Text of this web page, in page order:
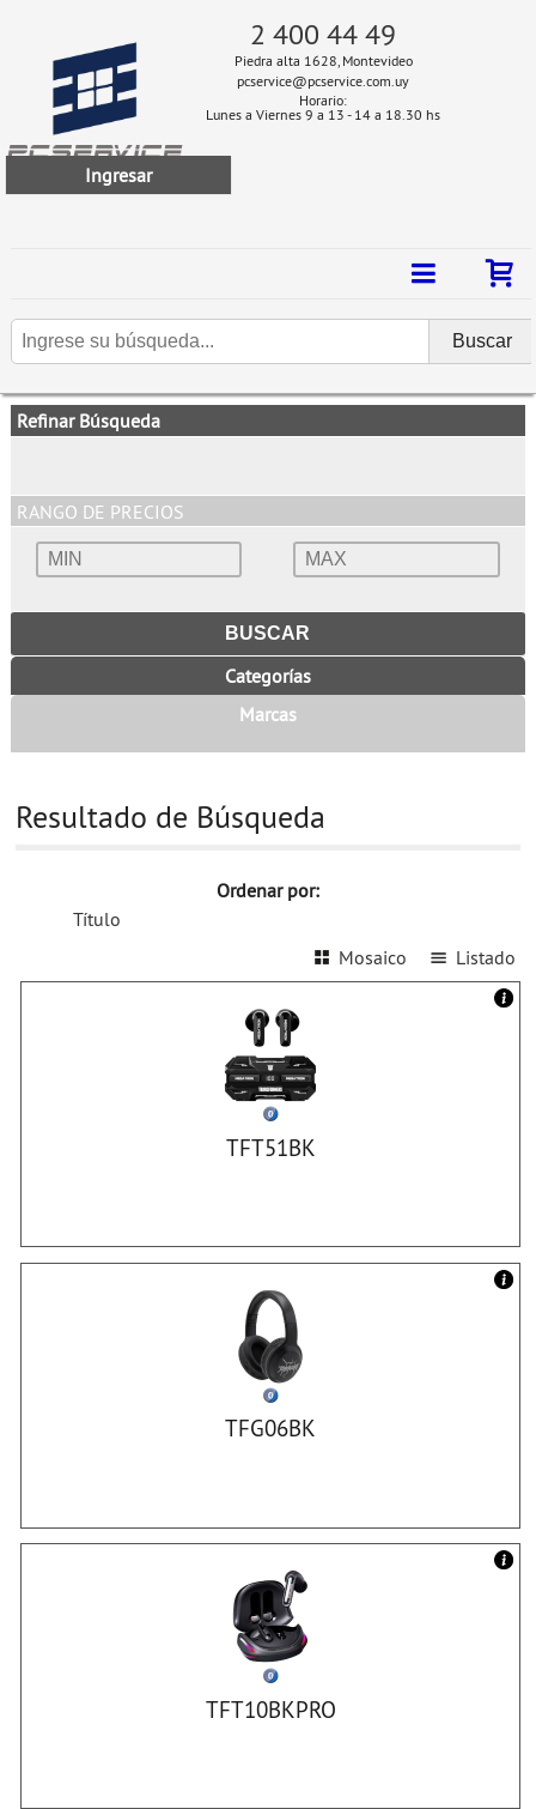
2 400 44 49
Piedra alta 1628, Montevideo
pcservice@pcservice.com.uy
Horario:
Lunes a Viernes 9 a 13 - 14 a 18.30 hs
Ingresar
Refinar Búsqueda
RANGO DE PRECIOS
Categorías
Marcas
Resultado de Búsqueda
Ordenar por:
Título
Listado
Mosaico
TFT51BK
TFG06BK
TFT10BKPRO